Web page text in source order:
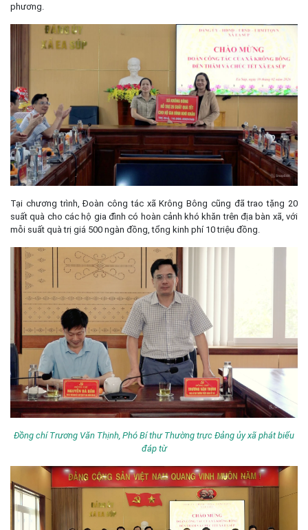
phương.
Tại chương trình, Đoàn công tác xã Krông Bông cũng đã trao tặng 20
suất quà cho các hộ gia đình có hoàn cảnh khó khăn trên địa bàn xã, với
mỗi suất quà trị giá 500 ngàn đồng, tổng kinh phí 10 triệu đồng.
Đồng chí Trương Văn Thịnh, Phó Bí thư Thường trực Đảng ủy xã phát biểu
đáp từ